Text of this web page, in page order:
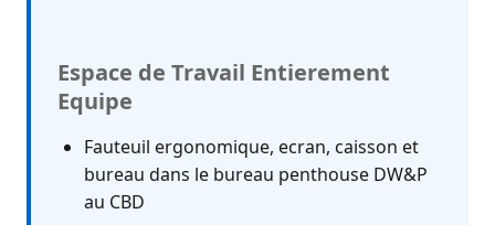
Espace de Travail Entierement
Equipe
Fauteuil ergonomique, ecran, caisson et
bureau dans le bureau penthouse DW&P
au CBD